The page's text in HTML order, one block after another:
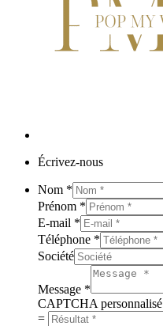
Écrivez-nous
Nom *
Prénom *
E-mail *
Téléphone *
Société
Message *
CAPTCHA personnalisé
=